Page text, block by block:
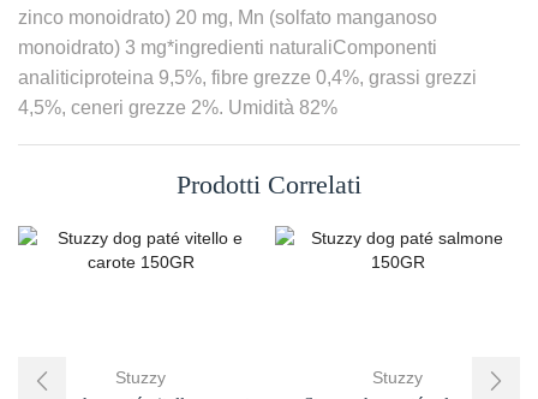
zinco monoidrato) 20 mg, Mn (solfato manganoso
monoidrato) 3 mg*ingredienti naturaliComponenti
analiticiproteina 9,5%, fibre grezze 0,4%, grassi grezzi
4,5%, ceneri grezze 2%. Umidità 82%
Prodotti Correlati
Stuzzy
Stuzzy